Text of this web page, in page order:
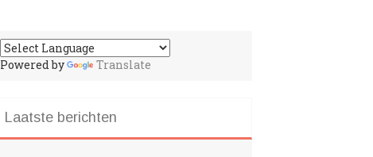
Powered by Translate
Laatste berichten